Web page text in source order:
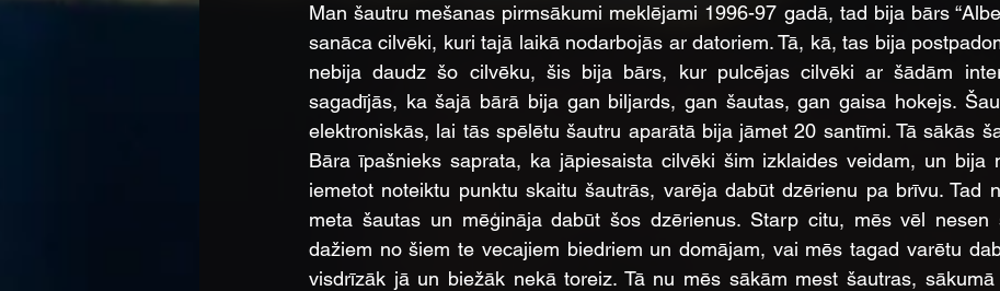
Man šautru mešanas pirmsākumi meklējami 1996-97 gadā, tad bija bārs
sanāca cilvēki, kuri tajā laikā nodarbojās ar datoriem. Tā, kā, tas bija
nebija daudz šo cilvēku, šis bija bārs, kur pulcējas cilvēki ar šādām
sagadījās, ka šajā bārā bija gan biljards, gan šautas, gan gaisa hokejs.
elektroniskās, lai tās spēlētu šautru aparātā bija jāmet 20 santīmi. Tā sākās
Bāra īpašnieks saprata, ka jāpiesaista cilvēki šim izklaides veidam, un bija
iemetot noteiktu punktu skaitu šautrās, varēja dabūt dzērienu pa brīvu. Tad
meta šautas un mēģināja dabūt šos dzērienus. Starp citu, mēs vēl nesen
dažiem no šiem te vecajiem biedriem un domājam, vai mēs tagad varētu
visdrīzāk jā un biežāk nekā toreiz. Tā nu mēs sākām mest šautras,